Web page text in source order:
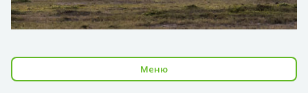
Меню